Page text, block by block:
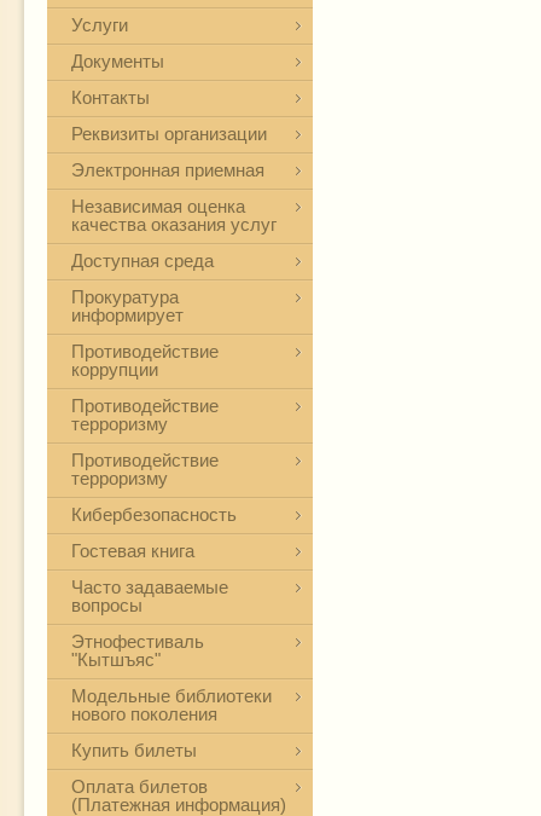
Услуги
Документы
Контакты
Реквизиты организации
Электронная приемная
Независимая оценка
качества оказания услуг
Доступная среда
Прокуратура
информирует
Противодействие
коррупции
Противодействие
терроризму
Противодействие
терроризму
Кибербезопасность
Гостевая книга
Часто задаваемые
вопросы
Этнофестиваль
"Кытшъяс"
Модельные библиотеки
нового поколения
Купить билеты
Оплата билетов
(Платежная информация)